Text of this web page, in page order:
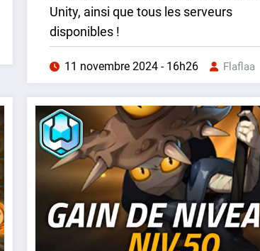
Unity, ainsi que tous les serveurs
disponibles !
11 novembre 2024 - 16h26 Flaflaa